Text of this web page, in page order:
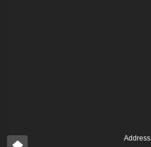
Address